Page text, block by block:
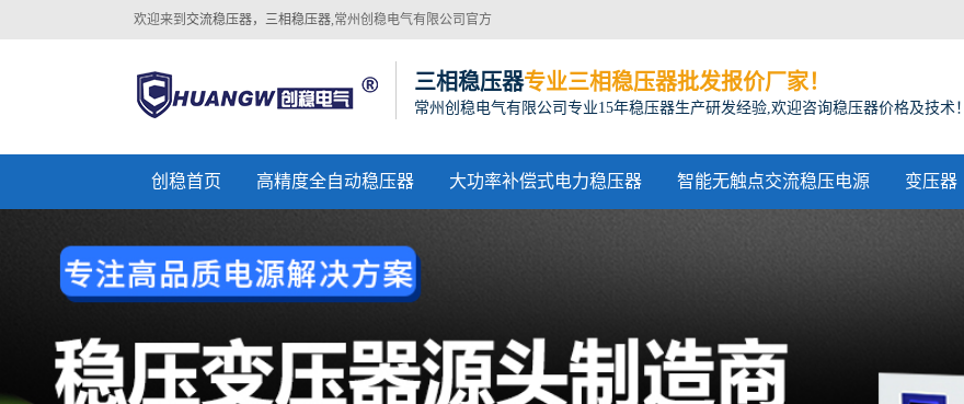
欢迎来到 交流稳压器，三相稳压器,常州创稳电气有限公司官方
三相稳压器专业三相稳压器批发报价厂家！
常州创稳电气有限公司专业15年稳压器生产研发经验,欢迎咨询稳压器价格及技术！
创稳首页 高精度全自动稳压器 大功率补偿式电力稳压器 智能无触点交流稳压电源 变压器